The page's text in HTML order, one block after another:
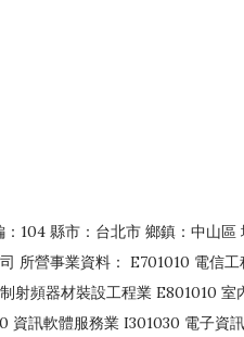
104 縣市：台北市 鄉鎮：中山
所營事業資料： E701010 電信工
射頻器材裝設工程業 E801010
資訊軟體服務業 I301030 電子資